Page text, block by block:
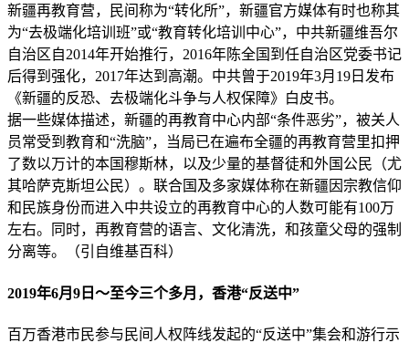
新疆再教育营，民间称为“转化所”，新疆官方媒体有时也称其
为“去极端化培训班”或“教育转化培训中心”，中共新疆维吾尔
自治区自2014年开始推行，2016年陈全国到任自治区党委书记
后得到强化，2017年达到高潮。中共曾于2019年3月19日发布
《新疆的反恐、去极端化斗争与人权保障》白皮书。
据一些媒体描述，新疆的再教育中心内部“条件恶劣”，被关人
员常受到教育和“洗脑”，当局已在遍布全疆的再教育营里扣押
了数以万计的本国穆斯林，以及少量的基督徒和外国公民（尤
其哈萨克斯坦公民）。联合国及多家媒体称在新疆因宗教信仰
和民族身份而进入中共设立的再教育中心的人数可能有100万
左右。同时，再教育营的语言、文化清洗，和孩童父母的强制
分离等。（引自维基百科）
2019年6月9日～至今三个多月，香港“反送中”
百万香港市民参与民间人权阵线发起的“反送中”集会和游行示